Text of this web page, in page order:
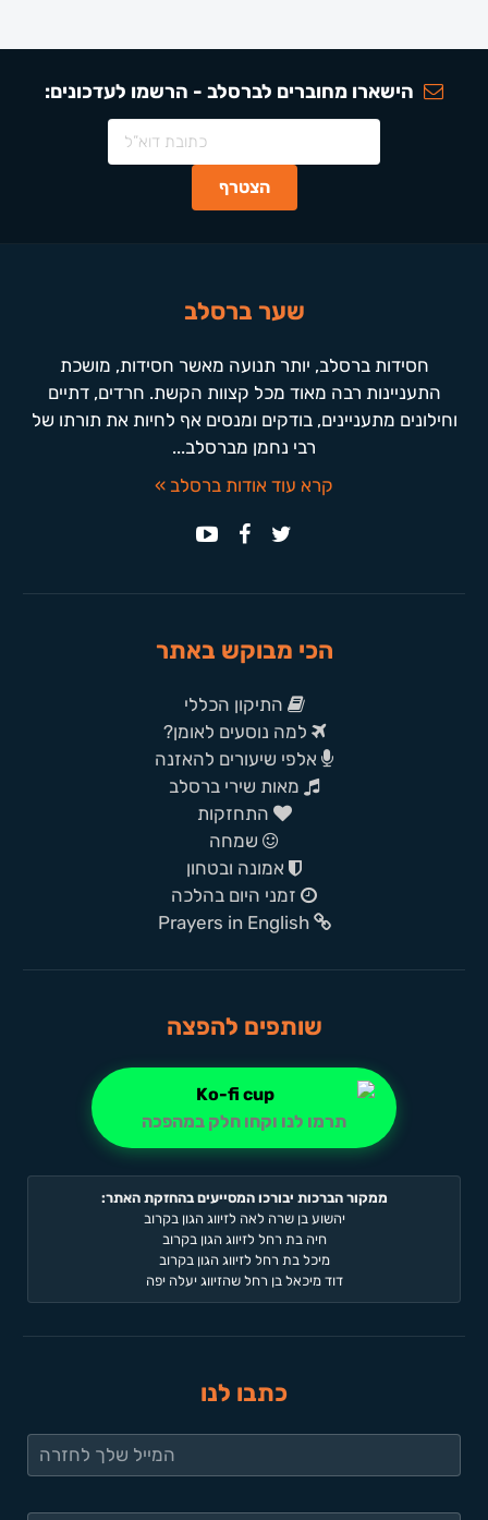
הישארו מחוברים לברסלב - הרשמו לעדכונים:
שער ברסלב
חסידות ברסלב, יותר תנועה מאשר חסידות, מושכת
התעניינות רבה מאוד מכל קצוות הקשת. חרדים, דתיים
וחילונים מתעניינים, בודקים ומנסים אף לחיות את תורתו של
רבי נחמן מברסלב...
קרא עוד אודות ברסלב »
הכי מבוקש באתר
התיקון הכללי
למה נוסעים לאומן?
אלפי שיעורים להאזנה
מאות שירי ברסלב
התחזקות
שמחה
אמונה ובטחון
זמני היום בהלכה
Prayers in English
שותפים להפצה
תרמו לנו וקחו חלק במהפכה
ממקור הברכות יבורכו המסייעים בהחזקת האתר:
יהשוע בן שרה לאה לזיווג הגון בקרוב
חיה בת רחל לזיווג הגון בקרוב
מיכל בת רחל לזיווג הגון בקרוב
דוד מיכאל בן רחל שהזיווג יעלה יפה
כתבו לנו